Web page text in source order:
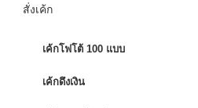
สั่งเค้ก
เค้กโฟโต้ 100 แบบ
เค้กดึงเงิน